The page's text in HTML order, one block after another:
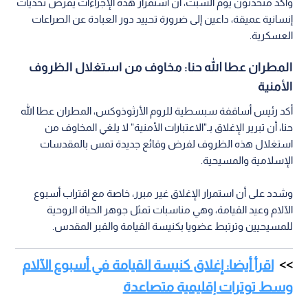
إنسانية عميقة، داعين إلى ضرورة تحييد دور العبادة عن الصراعات
العسكرية.
المطران عطا الله حنا: مخاوف من استغلال الظروف
الأمنية
أكد رئيس أساقفة سبسطية للروم الأرثوذوكس، المطران عطا الله
حنا، أن تبرير الإغلاق بـ"الاعتبارات الأمنية" لا يلغي المخاوف من
استغلال هذه الظروف لفرض وقائع جديدة تمس بالمقدسات
الإسلامية والمسيحية.
وشدد على أن استمرار الإغلاق غير مبرر، خاصة مع اقتراب أسبوع
الآلام وعيد القيامة، وهي مناسبات تمثل جوهر الحياة الروحية
للمسيحيين وترتبط عضويا بكنيسة القيامة والقبر المقدس.
اقرأ أيضا: إغلاق كنيسة القيامة في أسبوع الآلام
وسط توترات إقليمية متصاعدة